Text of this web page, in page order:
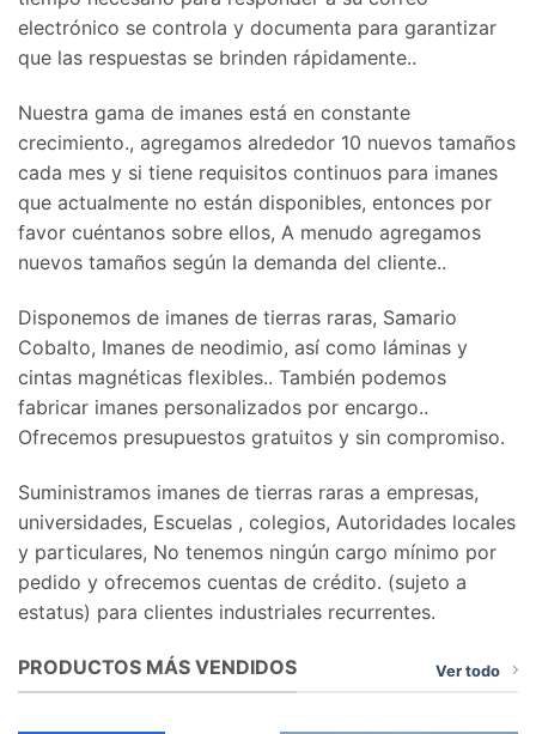
electrónico se controla y documenta para garantizar
que las respuestas se brinden rápidamente..
Nuestra gama de imanes está en constante
crecimiento., agregamos alrededor 10 nuevos tamaños
cada mes y si tiene requisitos continuos para imanes
que actualmente no están disponibles, entonces por
favor cuéntanos sobre ellos, A menudo agregamos
nuevos tamaños según la demanda del cliente..
Disponemos de imanes de tierras raras, Samario
Cobalto, Imanes de neodimio, así como láminas y
cintas magnéticas flexibles.. También podemos
fabricar imanes personalizados por encargo..
Ofrecemos presupuestos gratuitos y sin compromiso.
Suministramos imanes de tierras raras a empresas,
universidades, Escuelas , colegios, Autoridades locales
y particulares, No tenemos ningún cargo mínimo por
pedido y ofrecemos cuentas de crédito. (sujeto a
estatus) para clientes industriales recurrentes.
PRODUCTOS MÁS VENDIDOS Ver todo